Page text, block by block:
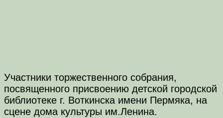
Участники торжественного собрания,
посвященного присвоению детской городской
библиотеке г. Воткинска имени Пермяка, на
сцене дома культуры им.Ленина.